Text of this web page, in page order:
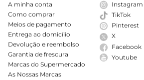
A minha conta
Como comprar
Meios de pagamento
Entrega ao domicílio
Devolução e reembolso
Garantia de frescura
Marcas do Supermercado
As Nossas Marcas
Instagram
TikTok
Pinterest
X
Facebook
Youtube